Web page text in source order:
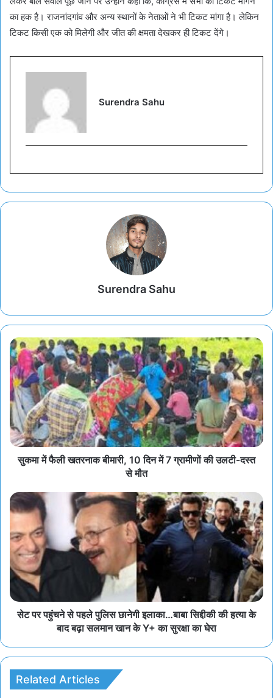
का हक है। राजनांदगांव और अन्य स्थानों के नेताओं ने भी टिकट मांगा है। लेकिन
टिकट किसी एक को मिलेगी और जीत की क्षमता देखकर ही टिकट देंगे।
Surendra Sahu
Surendra Sahu
सुकमा में फैली खतरनाक बीमारी, 10 दिन में 7 ग्रामीणों की उलटी-दस्त
से मौत
सेट पर पहुंचने से पहले पुलिस छानेगी इलाका…बाबा सिद्दीकी की हत्या के
बाद बढ़ा सलमान खान के Y+ का सुरक्षा का घेरा
Related Articles